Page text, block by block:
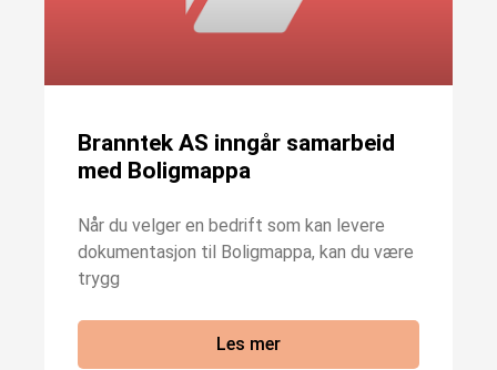
Branntek AS inngår samarbeid
med Boligmappa
Når du velger en bedrift som kan levere
dokumentasjon til Boligmappa, kan du være
trygg
Les mer